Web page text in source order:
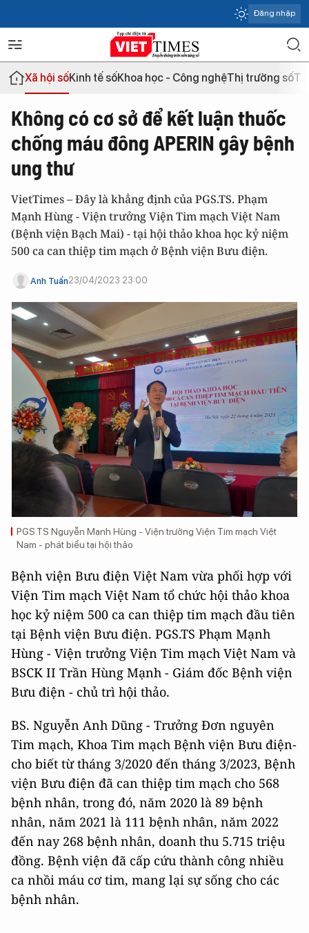
Đăng nhập
Xã hội sốKinh tế sốKhoa học - Công nghệThị trường số
Không có cơ sở để kết luận thuốc
chống máu đông APERIN gây bệnh
ung thư
VietTimes – Đây là khẳng định của PGS.TS. Phạm
Mạnh Hùng - Viện trưởng Viện Tim mạch Việt Nam
(Bệnh viện Bạch Mai) - tại hội thảo khoa học kỷ niệm
500 ca can thiệp tim mạch ở Bệnh viện Bưu điện.
Anh Tuấn23/04/2023 23:00
PGS.TS Nguyễn Mạnh Hùng - Viện trưởng Viện Tim mạch Việt
Nam - phát biểu tại hội thảo
Bệnh viện Bưu điện Việt Nam vừa phối hợp với
Viện Tim mạch Việt Nam tổ chức hội thảo khoa
học kỷ niệm 500 ca can thiệp tim mạch đầu tiên
tại Bệnh viện Bưu điện. PGS.TS Phạm Mạnh
Hùng - Viện trưởng Viện Tim mạch Việt Nam và
BSCK II Trần Hùng Mạnh - Giám đốc Bệnh viện
Bưu điện - chủ trì hội thảo.
BS. Nguyễn Anh Dũng - Trưởng Đơn nguyên
Tim mạch, Khoa Tim mạch Bệnh viện Bưu điện-
cho biết từ tháng 3/2020 đến tháng 3/2023, Bệnh
viện Bưu điện đã can thiệp tim mạch cho 568
bệnh nhân, trong đó, năm 2020 là 89 bệnh
nhân, năm 2021 là 111 bệnh nhân, năm 2022
đến nay 268 bệnh nhân, doanh thu 5.715 triệu
đồng. Bệnh viện đã cấp cứu thành công nhiều
ca nhồi máu cơ tim, mang lại sự sống cho các
bệnh nhân.